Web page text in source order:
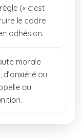
(« c’est
le cadre
adhésion.
morale
d’anxiété ou
au